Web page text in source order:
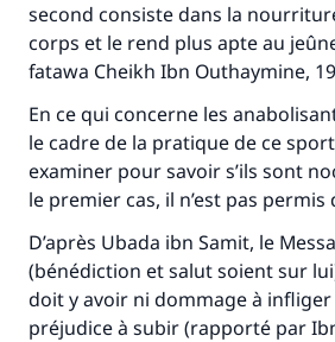
second consiste dans la
corps et le rend plus apte au
fatawa Cheikh Ibn Outhaymine,
En ce qui concerne les
le cadre de la pratique de ce
examiner pour savoir s’ils sont
le premier cas, il n’est pas
D’après Ubada ibn Samit, le
(bénédiction et salut soient sur
doit y avoir ni dommage à
préjudice à subir (rapporté par
Soutenez